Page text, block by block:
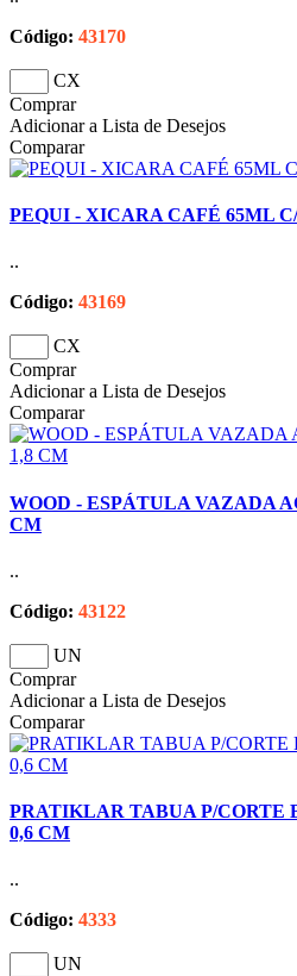
Código: 43170
CX
Comprar
Adicionar a Lista de Desejos
Comparar
PEQUI - XICARA CAFÉ 65ML
..
Código: 43169
CX
Comprar
Adicionar a Lista de Desejos
Comparar
WOOD - ESPÁTULA VAZADA
CM
..
Código: 43122
UN
Comprar
Adicionar a Lista de Desejos
Comparar
PRATIKLAR TABUA P/CORTE
0,6 CM
..
Código: 4333
UN